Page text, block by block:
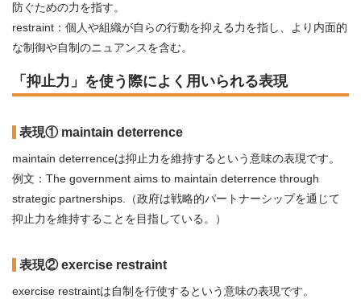
防ぐための力を指す。
restraint：個人や組織が自らの行動を抑える力を指し、より内面的
な制御や自制のニュアンスを含む。
「抑止力」を使う際によく用いられる表現
表現① maintain deterrence
maintain deterrenceは抑止力を維持するという意味の表現です。
例文：The government aims to maintain deterrence through
strategic partnerships.（政府は戦略的パートナーシップを通じて
抑止力を維持することを目指している。）
表現② exercise restraint
exercise restraintは自制を行使するという意味の表現です。